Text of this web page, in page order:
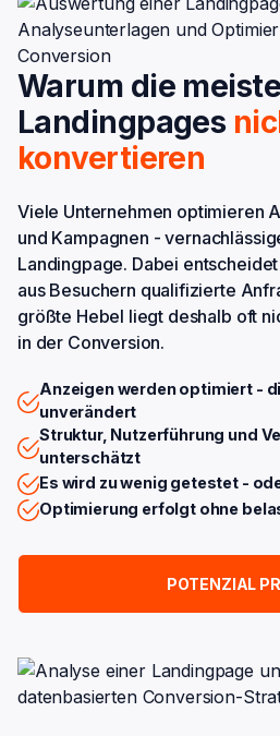
Warum die
Landingpages
konvertieren
Viele Unternehmen optimieren
und Kampagnen -
Landingpage. Dabei
aus Besuchern qualifizierte
größte Hebel liegt deshalb oft
in der Conversion.
Anzeigen werden optimiert -
unverändert
Struktur, Nutzerführung und
unterschätzt
Es wird zu wenig getestet -
Optimierung erfolgt ohne
POTENZIAL